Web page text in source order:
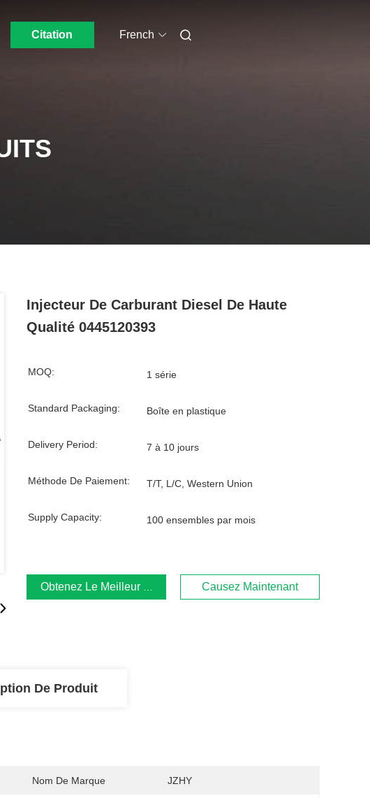
Citation French
Injecteur De Carburant Diesel De Haute
Qualité 0445120393
MOQ: 1 série
Standard Packaging: Boîte en plastique
Delivery Period: 7 à 10 jours
Méthode De Paiement: T/T, L/C, Western Union
Supply Capacity: 100 ensembles par mois
Obtenez Le Meilleur Prix Causez Maintenant
De Produit
Nom De Marque JZHY